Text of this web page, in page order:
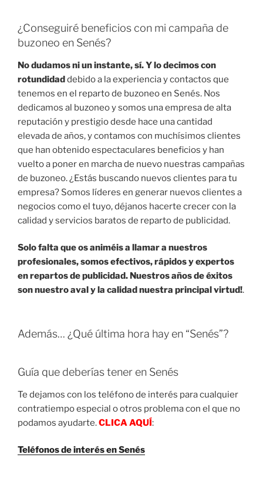
¿Conseguiré beneficios con mi campaña de
buzoneo en Senés?
No dudamos ni un instante, sí. Y lo decimos con
rotundidaddebido a la experiencia y contactos que
tenemos en el reparto de buzoneo en Senés. Nos
dedicamos al buzoneo y somos una empresa de alta
reputación y prestigio desde hace una cantidad
elevada de años, y contamos con muchísimos clientes
que han obtenido espectaculares beneficios y han
vuelto a poner en marcha de nuevo nuestras campañas
de buzoneo. ¿Estás buscando nuevos clientes para tu
empresa? Somos líderes en generar nuevos clientes a
negocios como el tuyo, déjanos hacerte crecer con la
calidad y servicios baratos de reparto de publicidad.
Solo falta que os animéis a llamar a nuestros
profesionales, somos efectivos, rápidos y expertos
en repartos de publicidad. Nuestros años de éxitos
son nuestro aval y la calidad nuestra principal virtud!.
Además… ¿Qué última hora hay en “Senés”?
Guía que deberías tener en Senés
Te dejamos con los teléfono de interés para cualquier
contratiempo especial o otros problema con el que no
podamos ayudarte.CLICA AQUÍ:
Teléfonos de interés en Senés